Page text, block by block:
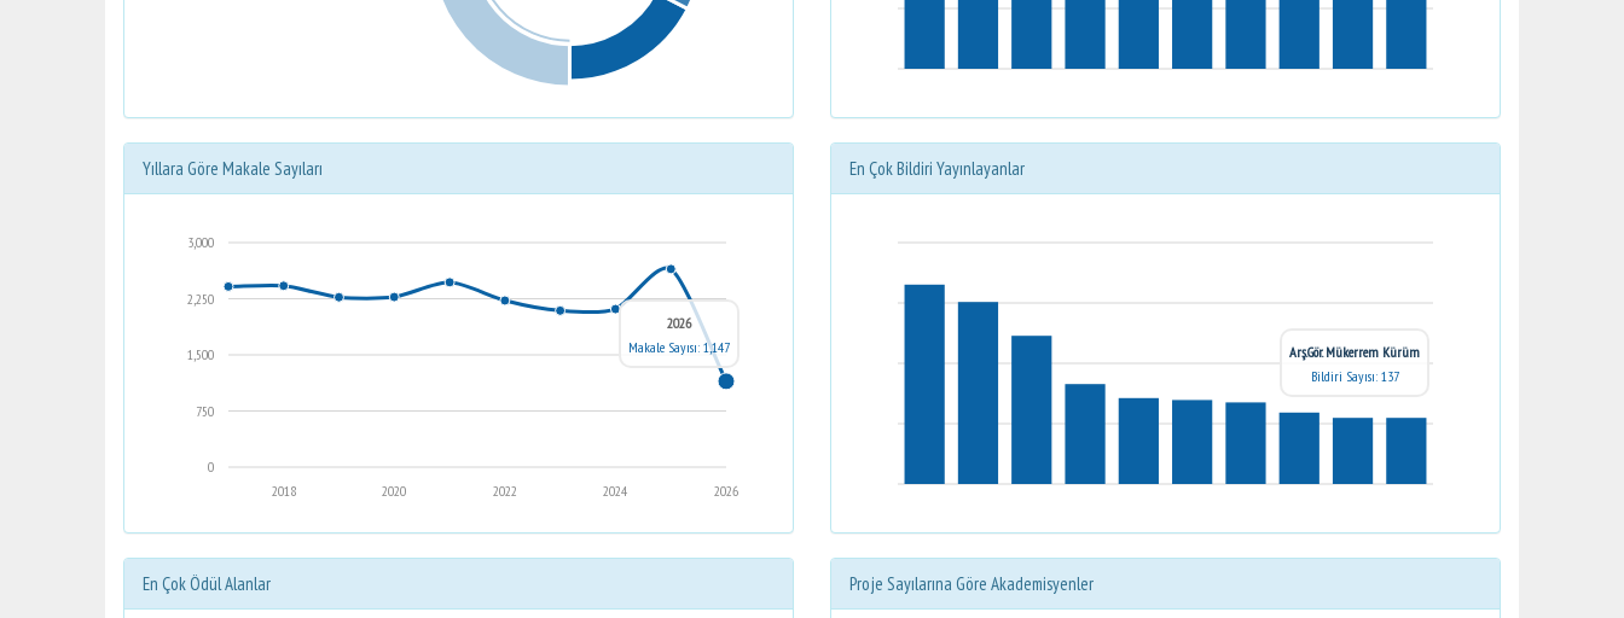
Yıllara Göre Makale Sayıları
0
750
1,500
2,250
3,000
2026
2024
2022
2020
2018
2026
Makale Sayısı: 1,147
En Çok Bildiri Yayınlayanlar
Arş.Gör. Mükerrem Kürüm
Bildiri Sayısı: 137
En Çok Ödül Alanlar Proje Sayılarına Göre Akademisyenler